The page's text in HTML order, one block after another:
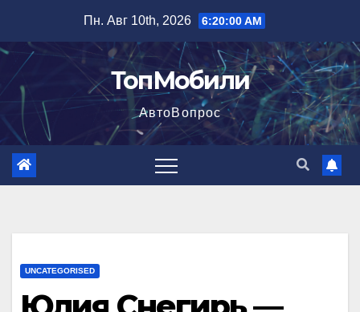
содержимому
Пн. Авг 10th, 2026 6:20:01 AM
ТопМобили
АвтоВопрос
UNCATEGORISED